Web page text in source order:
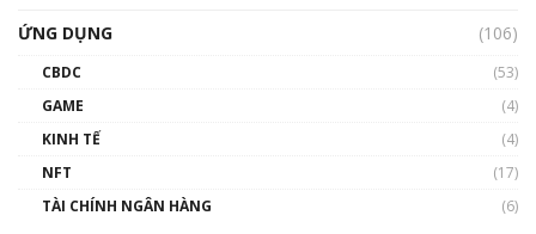
ỨNG DỤNG
(106)
CBDC
(53)
GAME
(4)
KINH TẾ
(4)
NFT
(17)
TÀI CHÍNH NGÂN HÀNG
(6)